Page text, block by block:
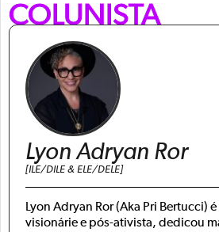
COLUNISTA
Lyon Adryan Ror
[ILE/DILE & ELE/DELE]
Lyon Adryan Ror (Aka Pri Bertucci)
visionárie e pós-ativista, dedicou